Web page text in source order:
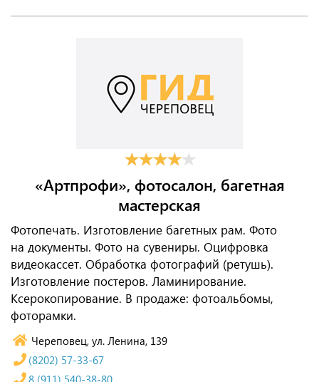
«Артпрофи», фотосалон, багетная
мастерская
Фотопечать. Изготовление багетных рам. Фото
на документы. Фото на сувениры. Оцифровка
видеокассет. Обработка фотографий (ретушь).
Изготовление постеров. Ламинирование.
Ксерокопирование. В продаже: фотоальбомы,
фоторамки.
Череповец, ул. Ленина, 139
(8202) 57-33-67
8 (911) 540-38-80